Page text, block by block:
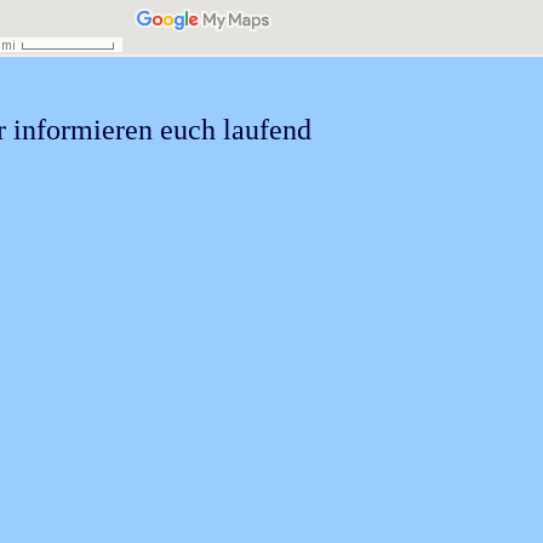
informieren euch laufend